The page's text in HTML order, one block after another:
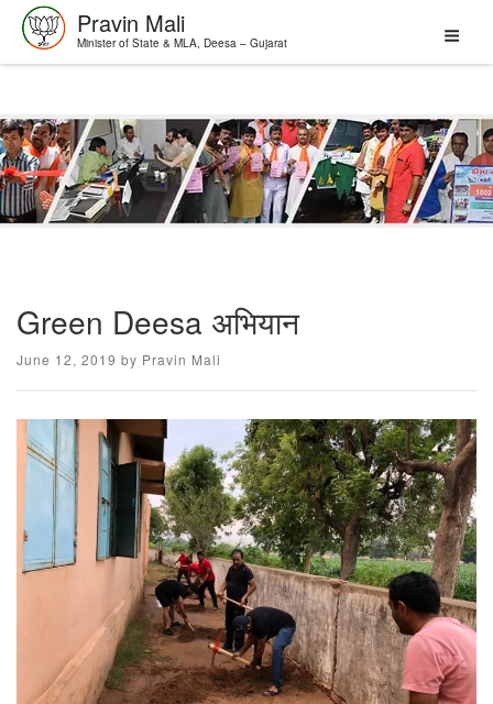
Skip
to
content
Pravin Mali
Minister of State & MLA, Deesa – Gujarat
Green Deesa अभियान
Posted
June 12, 2019 by Pravin Mali